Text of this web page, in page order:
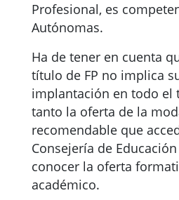
Profesional, es
Autónomas.
Ha de tener en cuenta
título de FP no implica
implantación en todo
tanto la oferta de la
recomendable que
Consejería de
conocer la oferta
académico.